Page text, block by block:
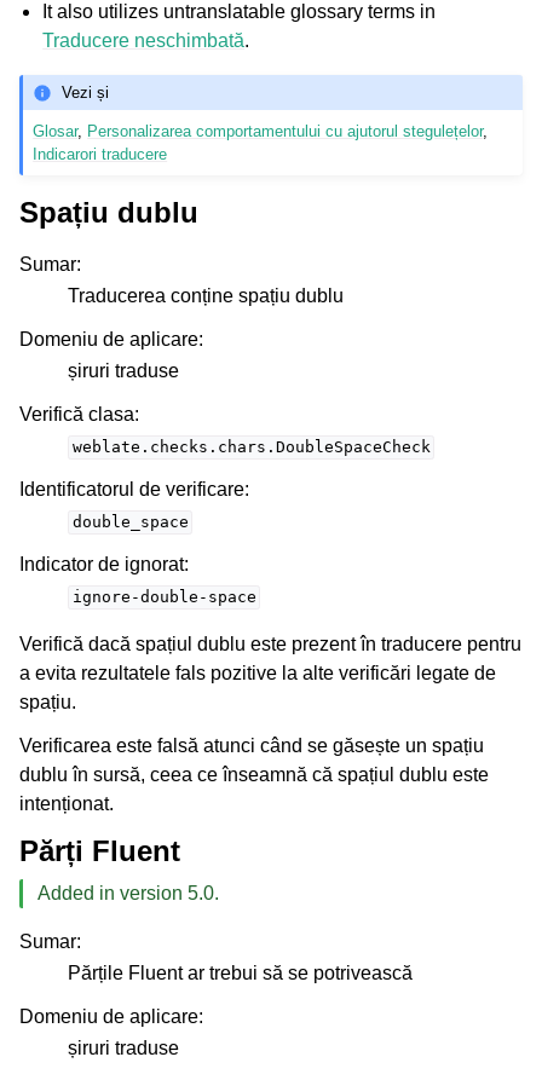
It also utilizes untranslatable glossary terms in
Traducere neschimbată.
Vezi și
Glosar, Personalizarea comportamentului cu ajutorul stegulețelor,
Indicarori traducere
Spațiu dublu
Sumar:
Traducerea conține spațiu dublu
Domeniu de aplicare:
șiruri traduse
Verifică clasa:
weblate.checks.chars.DoubleSpaceCheck
Identificatorul de verificare:
double_space
Indicator de ignorat:
ignore-double-space
Verifică dacă spațiul dublu este prezent în traducere pentru
a evita rezultatele fals pozitive la alte verificări legate de
spațiu.
Verificarea este falsă atunci când se găsește un spațiu
dublu în sursă, ceea ce înseamnă că spațiul dublu este
intenționat.
Părți Fluent
Added in version 5.0.
Sumar:
Părțile Fluent ar trebui să se potrivească
Domeniu de aplicare:
șiruri traduse